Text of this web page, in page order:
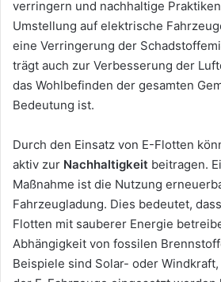
verringern und nachhaltige
Umstellung auf elektrische
eine Verringerung der
trägt auch zur Verbesserung der
das Wohlbefinden der gesamten
Bedeutung ist.
Durch den Einsatz von E-Flotten
aktiv zur Nachhaltigkeit beitragen.
Maßnahme ist die Nutzung
Fahrzeugladung. Dies bedeutet,
Flotten mit sauberer Energie
Abhängigkeit von fossilen
Beispiele sind Solar- oder